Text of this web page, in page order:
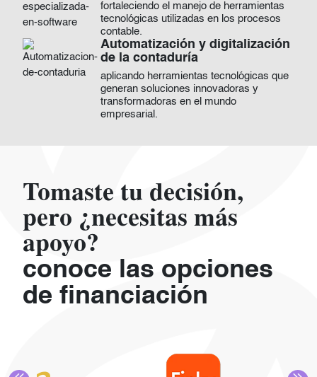
fortaleciendo el manejo de herramientas
tecnológicas utilizadas en los procesos
contable.
Imagen
Automatización y digitalización
de la contaduría
aplicando herramientas tecnológicas que
generan soluciones innovadoras y
transformadoras en el mundo
empresarial.
Tomaste tu decisión,
pero ¿necesitas más
apoyo?
conoce las opciones
de financiación